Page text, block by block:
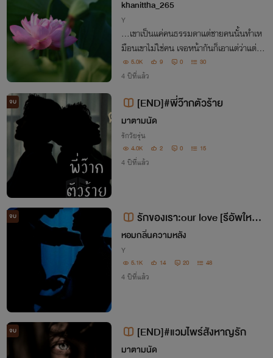
khanittha_265
Y
...เขาเป็นแค่คนธรรมดาแต่ชายคนนั้นทำเห
มือนเขาไม่ใช่คน เจอหน้ากันก็เอาแต่ว่าแต่ด่า
เขาอยากจะหนีไปแต่ก็คงไม่ได้ "ดูมีความสุขดี
นิ เธอก็แคหวังจะสบายเหมือนพ่อเธอ" "คุ
5.0K 9 0 30
4 ปีที่แล้ว
จบ [END]#พี่ว๊ากตัวร้าย
มาตามนัด
รักวัยรุ่น
4.0K 2 0 15
4 ปีที่แล้ว
จบ
รักของเรา:our love [รีอัพใหม่ทุ
กตอน]
หอมกลิ่นความหลัง
Y
5.1K 14 20 48
4 ปีที่แล้ว
จบ [END]#แวมไพร์สังหาญรัก
มาตามนัด